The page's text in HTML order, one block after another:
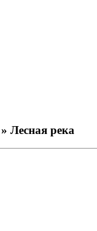
» Лесная река